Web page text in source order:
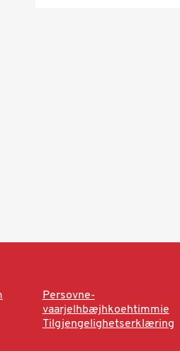
Persovne-
vaarjelhbæjhkoehtimmie
Tilgjengelighetserklæring